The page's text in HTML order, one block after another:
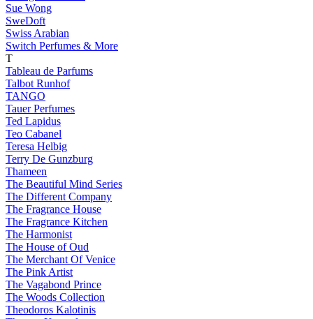
Sue Wong
SweDoft
Swiss Arabian
Switch Perfumes & More
T
Tableau de Parfums
Talbot Runhof
TANGO
Tauer Perfumes
Ted Lapidus
Teo Cabanel
Teresa Helbig
Terry De Gunzburg
Thameen
The Beautiful Mind Series
The Different Company
The Fragrance House
The Fragrance Kitchen
The Harmonist
The House of Oud
The Merchant Of Venice
The Pink Artist
The Vagabond Prince
The Woods Collection
Theodoros Kalotinis